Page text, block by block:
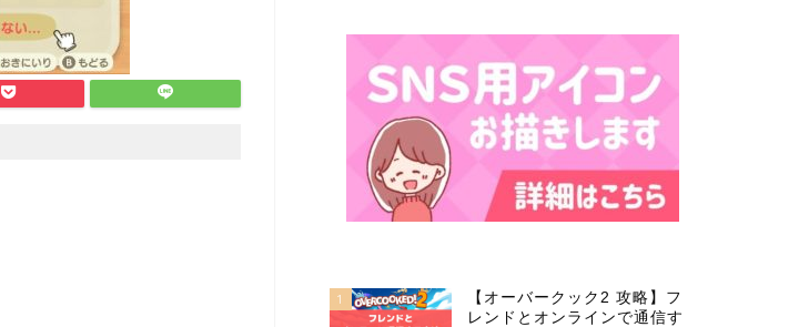
1
【オーバークック2 攻略】フ
レンドとオンラインで通信す